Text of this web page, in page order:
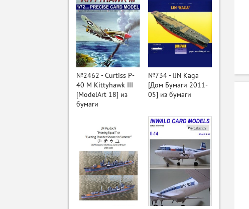
№2462 - Curtiss P-
40 M Kittyhawk III
[ModelArt 18] из
бумаги
№734 - IJN Kaga
[Дом Бумаги 2011-
05] из бумаги